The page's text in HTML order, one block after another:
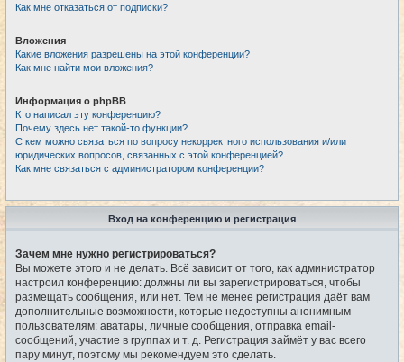
Как мне отказаться от подписки?
Вложения
Какие вложения разрешены на этой конференции?
Как мне найти мои вложения?
Информация о phpBB
Кто написал эту конференцию?
Почему здесь нет такой-то функции?
С кем можно связаться по вопросу некорректного использования и/или
юридических вопросов, связанных с этой конференцией?
Как мне связаться с администратором конференции?
Вход на конференцию и регистрация
Зачем мне нужно регистрироваться?
Вы можете этого и не делать. Всё зависит от того, как администратор
настроил конференцию: должны ли вы зарегистрироваться, чтобы
размещать сообщения, или нет. Тем не менее регистрация даёт вам
дополнительные возможности, которые недоступны анонимным
пользователям: аватары, личные сообщения, отправка email-
сообщений, участие в группах и т. д. Регистрация займёт у вас всего
пару минут, поэтому мы рекомендуем это сделать.